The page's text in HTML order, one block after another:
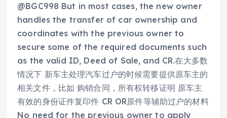
@BGC998 But in most cases, the new owner
handles the transfer of car ownership and
coordinates with the previous owner to
secure some of the required documents such
as the valid ID, Deed of Sale, and CR.在大多数
情况下 新车主处理汽车过户的时候需要提供原车主的
相关文件，比如 购销合同，所有权转移证明 原车主
有效的身份证件复印件 CR OR原件等辅助过户的材料
No need for the previous owner to apply